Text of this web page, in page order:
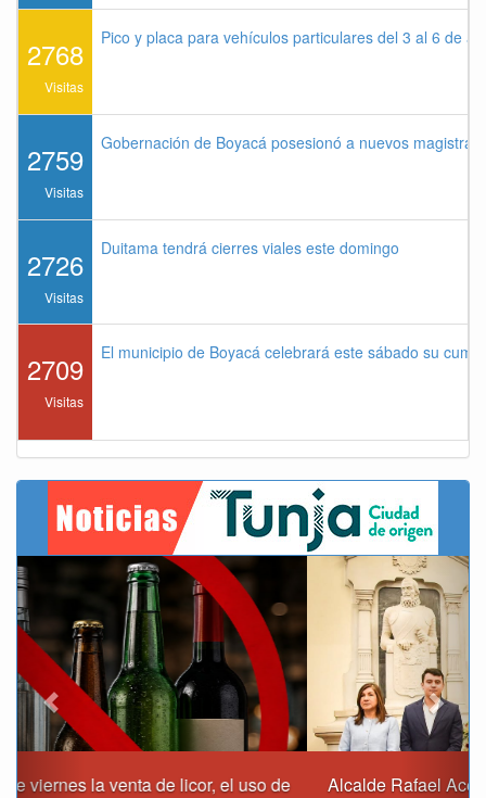
2768
Visitas
Pico y placa para vehículos particulares del 3 al 6 de
2759
Visitas
Gobernación de Boyacá posesionó a nuevos
2726
Visitas
Duitama tendrá cierres viales este domingo
2709
Visitas
El municipio de Boyacá celebrará este sábado su
Alcalde Rafael Acevedo propone convertir a Tunja en
Previous Next